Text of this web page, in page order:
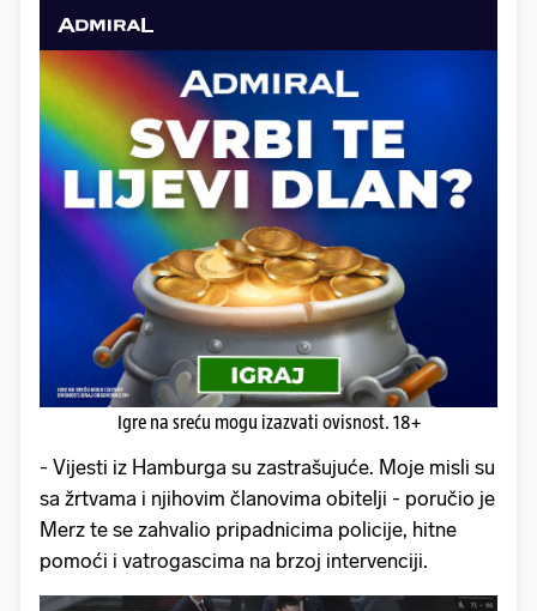
Igre na sreću mogu izazvati ovisnost. 18+
- Vijesti iz Hamburga su zastrašujuće. Moje misli su
sa žrtvama i njihovim članovima obitelji - poručio je
Merz te se zahvalio pripadnicima policije, hitne
pomoći i vatrogascima na brzoj intervenciji.